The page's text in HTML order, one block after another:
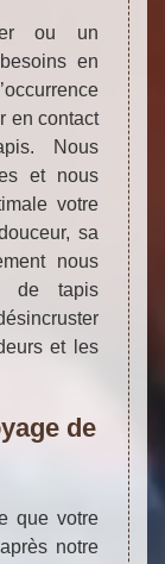
ou un
en
en contact
Nous
et nous
votre
sa
nous
de tapis
et les
de
que votre
notre